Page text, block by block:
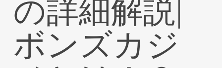
の詳細解説|
ボンズカジ